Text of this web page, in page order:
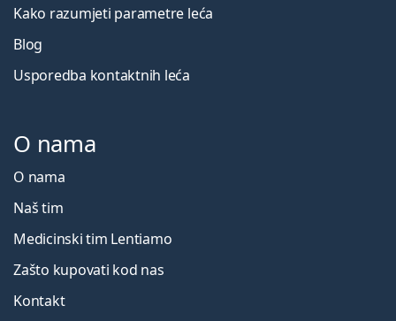
Kako razumjeti parametre leća
Blog
Usporedba kontaktnih leća
O nama
O nama
Naš tim
Medicinski tim Lentiamo
Zašto kupovati kod nas
Kontakt